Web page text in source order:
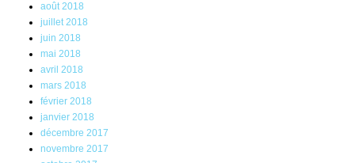
août 2018
juillet 2018
juin 2018
mai 2018
avril 2018
mars 2018
février 2018
janvier 2018
décembre 2017
novembre 2017